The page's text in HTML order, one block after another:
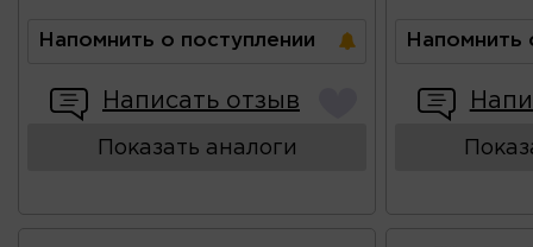
Напомнить о поступлении
Написать отзыв
Показать аналоги
Напомнить